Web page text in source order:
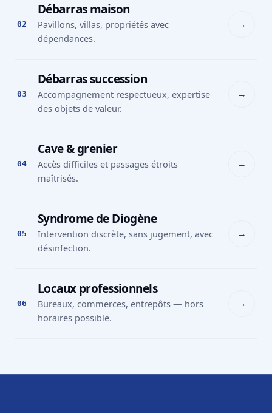
02
Débarras maison
Pavillons, villas, propriétés avec
dépendances.
→
03
Débarras succession
Accompagnement respectueux, expertise
des objets de valeur.
→
04
Cave & grenier
Accès difficiles et passages étroits
maîtrisés.
→
05
Syndrome de Diogène
Intervention discrète, sans jugement, avec
désinfection.
→
06
Locaux professionnels
Bureaux, commerces, entrepôts — hors
horaires possible.
→